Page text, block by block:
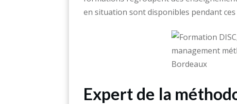
en situation sont disponibles pendant ces
Expert de la